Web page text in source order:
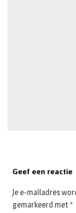
Geef een reactie
Je e-mailadres
gemarkeerd met *